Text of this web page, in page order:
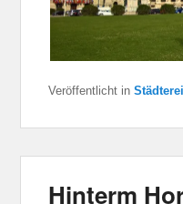
Veröffentlicht in
Hinterm